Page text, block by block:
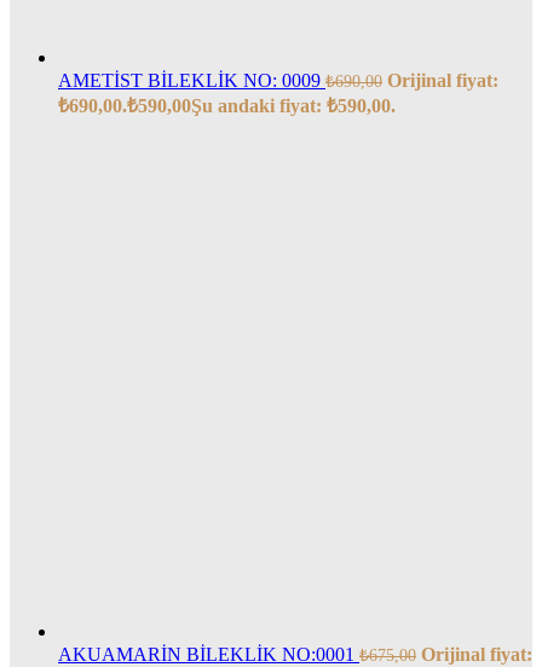
AMETİST BİLEKLİK NO: 0009 ₺690,00 Orijinal fiyat:
₺690,00.₺590,00Şu andaki fiyat: ₺590,00.
AKUAMARİN BİLEKLİK NO:0001 ₺675,00 Orijinal fiyat: